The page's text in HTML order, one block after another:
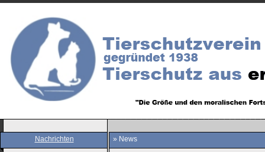
Nachrichten » News